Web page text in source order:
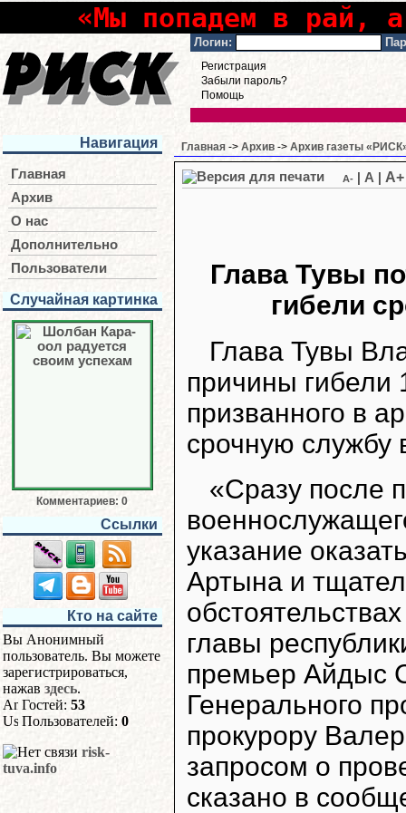
«Мы попадем в рай,
Логин:
Регистрация
Забыли пароль?
Помощь
Навигация
Главная
Архив
О нас
Дополнительно
Пользователи
Случайная картинка
Комментариев: 0
Ссылки
Кто на сайте
Вы Анонимный
пользователь. Вы можете
зарегистрироваться,
нажав здесь.
Гостей: 53
Пользователей: 0
risk-
tuva.info
Главная -> Архив -> Архив газеты
A- A A+
Глава Тувы
гибели
Глава Тувы
причины гибели
призванного в
срочную службу
«Сразу после
указание
Артына и
главы
премьер Айдыс
Генерального
прокурору
запросом о
сказано в